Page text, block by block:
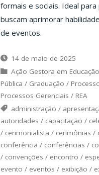
formais e sociais. Ideal
buscam aprimorar
de eventos.
14 de maio de 2025
Ação Gestora em
Pública / Graduação /
Processos Gerenciais / REA
administração /
autoridades / capacitação /
/ cerimonialista / cerimônias /
conferência / conferências /
/ convenções / encontro /
evento / eventos / exibição /